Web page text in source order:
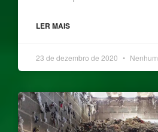
LER MAIS
23 de dezembro de 2020